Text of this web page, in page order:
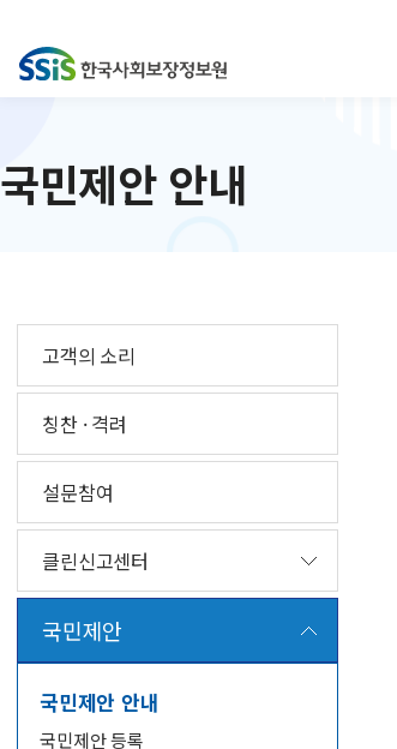
국민제안 안내
고객의 소리
칭찬 · 격려
설문참여
클린신고센터
국민제안
국민제안 안내
국민제안 등록